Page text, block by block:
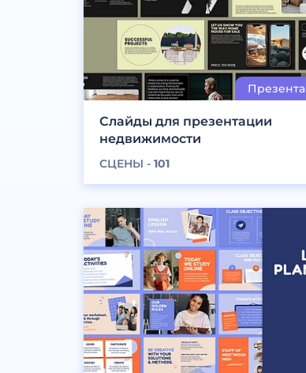
Слайды для презентации
недвижимости
СЦЕНЫ -101